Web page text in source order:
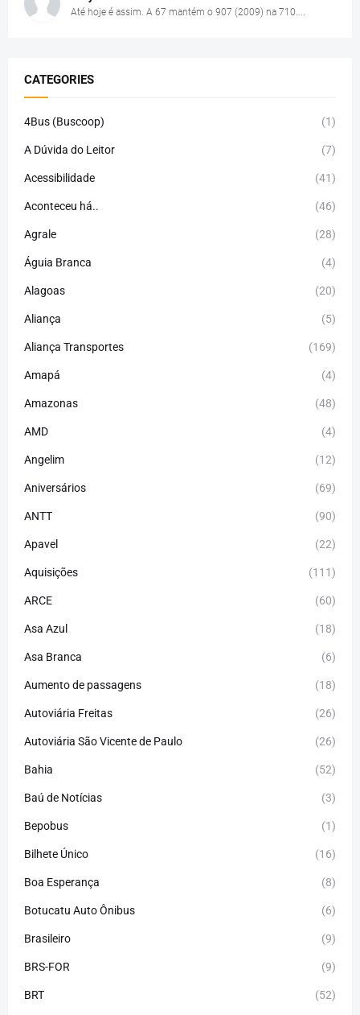
Até hoje é assim. A 67 mantém o 907 (2009) na 710....
CATEGORIES
4Bus (Buscoop) (1)
A Dúvida do Leitor (7)
Acessibilidade (41)
Aconteceu há.. (46)
Agrale (28)
Águia Branca (4)
Alagoas (20)
Aliança (5)
Aliança Transportes (169)
Amapá (4)
Amazonas (48)
AMD (4)
Angelim (12)
Aniversários (69)
ANTT (90)
Apavel (22)
Aquisições (111)
ARCE (60)
Asa Azul (18)
Asa Branca (6)
Aumento de passagens (18)
Autoviária Freitas (26)
Autoviária São Vicente de Paulo (26)
Bahia (52)
Baú de Notícias (3)
Bepobus (1)
Bilhete Único (16)
Boa Esperança (8)
Botucatu Auto Ônibus (6)
Brasileiro (9)
BRS-FOR (9)
BRT (52)